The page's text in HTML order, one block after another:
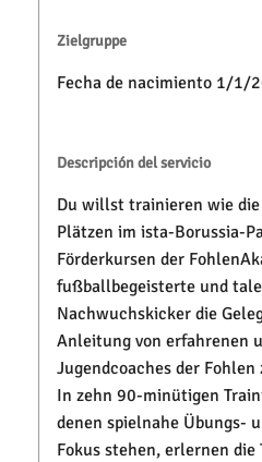
Zielgruppe
Fecha de nacimiento 1/1/
Descripción del servicio
Du willst trainieren wie die
Plätzen im ista-Borussia-
Förderkursen der
fußballbegeisterte und
Nachwuchskicker die
Anleitung von erfahrenen
Jugendcoaches der
In zehn 90-minütigen
denen spielnahe Übungs-
Fokus stehen, erlernen die